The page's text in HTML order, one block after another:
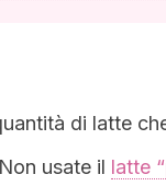
di latte
usate il latte